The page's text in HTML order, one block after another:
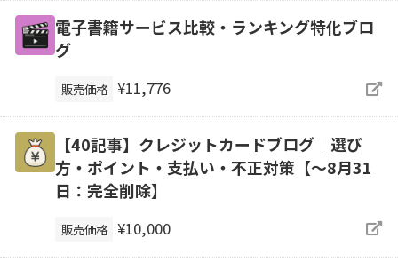
電子書籍サービス比較・ランキング特化ブロ
グ
販売価格 ¥11,776
【40記事】クレジットカードブログ｜選び
方・ポイント・支払い・不正対策【～8月31
日：完全削除】
販売価格 ¥10,000